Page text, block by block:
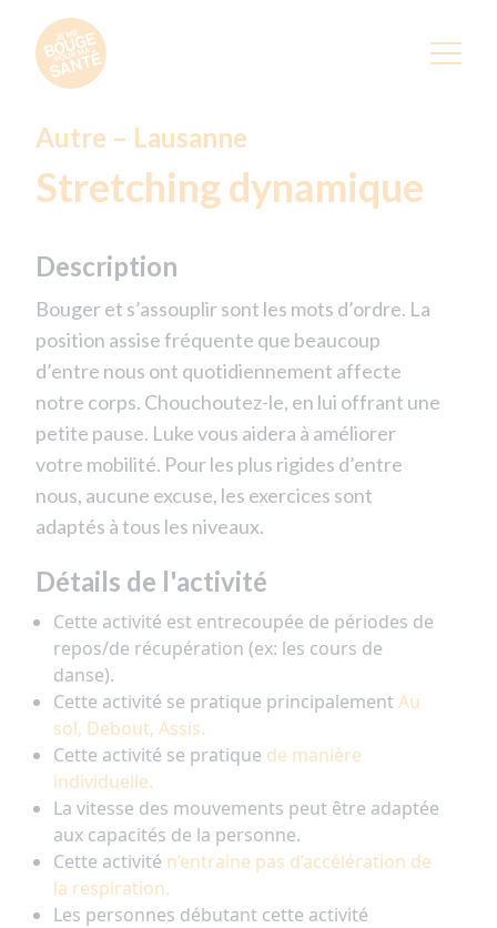
Autre – Lausanne
Stretching dynamique
Description
Bouger et s’assouplir sont les mots d’ordre. La
position assise fréquente que beaucoup
d’entre nous ont quotidiennement affecte
notre corps. Chouchoutez-le, en lui offrant une
petite pause. Luke vous aidera à améliorer
votre mobilité. Pour les plus rigides d’entre
nous, aucune excuse, les exercices sont
adaptés à tous les niveaux.
Détails de l'activité
Cette activité est entrecoupée de périodes de
repos/de récupération (ex: les cours de
danse).
Cette activité se pratique principalementAu
sol, Debout, Assis.
Cette activité se pratique de manière
individuelle.
La vitesse des mouvements peut être adaptée
aux capacités de la personne.
Cette activité n’entraine pas d’accélération de
la respiration.
Les personnes débutant cette activité